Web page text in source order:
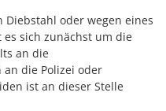
Diebstahl oder wegen eines
sich zunächst um die
an die
die Polizei oder
ist an dieser Stelle